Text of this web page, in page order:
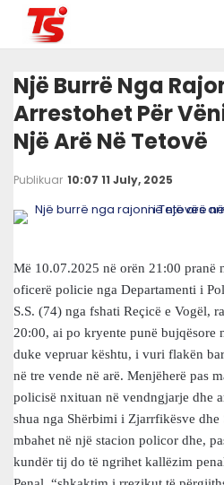
Një Burrë Nga
Arrestohet Për
Një Arë Në Tetovë
Publikuar 10:07 11 July, 2025
Më 10.07.2025 në orën 21:00 pranë
oficerë policie nga Departamenti i
S.S. (74) nga fshati Reçicë e Vogël,
20:00, ai po kryente punë bujqësore
duke vepruar kështu, i vuri flakën
në tre vende në arë. Menjëherë pas
policisë nxituan në vendngjarje dhe
shua nga Shërbimi i Zjarrfikësve dhe
mbahet në një stacion policor dhe,
kundër tij do të ngrihet kallëzim